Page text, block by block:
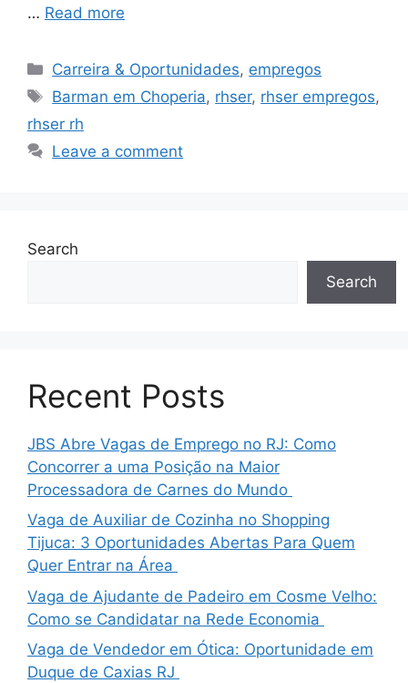
… Read more
Categories
Carreira & Oportunidades, empregos
Tags
Barman em Choperia, rhser, rhser empregos,
rhser rh
Leave a comment
Search
Search
Recent Posts
JBS Abre Vagas de Emprego no RJ: Como
Concorrer a uma Posição na Maior
Processadora de Carnes do Mundo
Vaga de Auxiliar de Cozinha no Shopping
Tijuca: 3 Oportunidades Abertas Para Quem
Quer Entrar na Área
Vaga de Ajudante de Padeiro em Cosme Velho:
Como se Candidatar na Rede Economia
Vaga de Vendedor em Ótica: Oportunidade em
Duque de Caxias RJ